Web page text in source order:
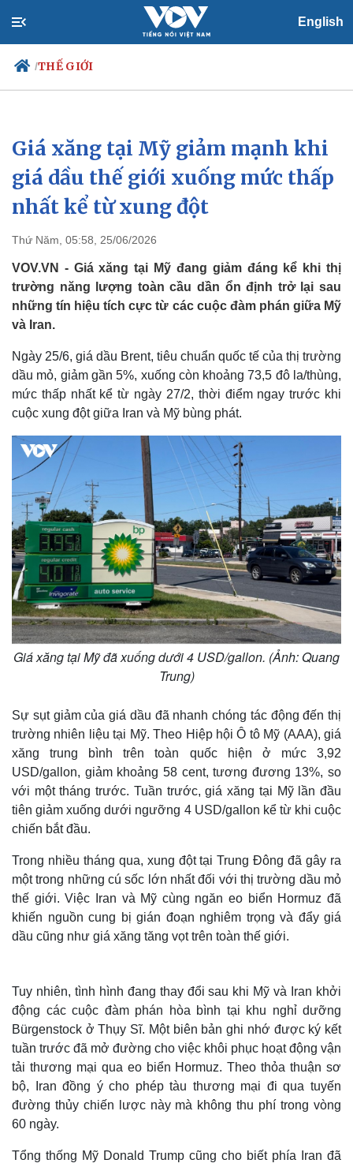
English
/THẾ GIỚI
Chính trị
Đảng
Tổ chức nhân sự
Quốc hội
Xã hội
Tin 24h
Dự báo thời tiết
Giáo dục
Dấu ấn VOV
Giá xăng tại Mỹ giảm mạnh khi
giá dầu thế giới xuống mức thấp
nhất kể từ xung đột
Thứ Năm, 05:58, 25/06/2026
VOV.VN - Giá xăng tại Mỹ đang giảm đáng kể khi thị
trường năng lượng toàn cầu dần ổn định trở lại sau
những tín hiệu tích cực từ các cuộc đàm phán giữa Mỹ
và Iran.
Ngày 25/6, giá dầu Brent, tiêu chuẩn quốc tế của thị trường
dầu mỏ, giảm gần 5%, xuống còn khoảng 73,5 đô la/thùng,
mức thấp nhất kể từ ngày 27/2, thời điểm ngay trước khi
cuộc xung đột giữa Iran và Mỹ bùng phát.
Giá xăng tại Mỹ đã xuống dưới 4 USD/gallon. (Ảnh: Quang
Trung)
Sự sụt giảm của giá dầu đã nhanh chóng tác động đến thị
trường nhiên liệu tại Mỹ. Theo Hiệp hội Ô tô Mỹ (AAA), giá
xăng trung bình trên toàn quốc hiện ở mức 3,92
USD/gallon, giảm khoảng 58 cent, tương đương 13%, so
với một tháng trước. Tuần trước, giá xăng tại Mỹ lần đầu
tiên giảm xuống dưới ngưỡng 4 USD/gallon kể từ khi cuộc
chiến bắt đầu.
Trong nhiều tháng qua, xung đột tại Trung Đông đã gây ra
một trong những cú sốc lớn nhất đối với thị trường dầu mỏ
thế giới. Việc Iran và Mỹ cùng ngăn eo biển Hormuz đã
khiến nguồn cung bị gián đoạn nghiêm trọng và đẩy giá
dầu cũng như giá xăng tăng vọt trên toàn thế giới.
Tuy nhiên, tình hình đang thay đổi sau khi Mỹ và Iran khởi
động các cuộc đàm phán hòa bình tại khu nghỉ dưỡng
Bürgenstock ở Thụy Sĩ. Một biên bản ghi nhớ được ký kết
tuần trước đã mở đường cho việc khôi phục hoạt động vận
tải thương mại qua eo biển Hormuz. Theo thỏa thuận sơ
bộ, Iran đồng ý cho phép tàu thương mại đi qua tuyến
đường thủy chiến lược này mà không thu phí trong vòng
60 ngày.
Tổng thống Mỹ Donald Trump cũng cho biết phía Iran đã